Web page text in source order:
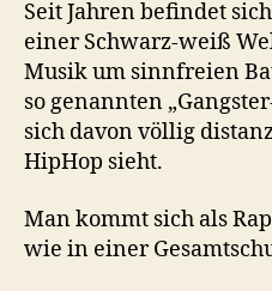
Seit Jahren befindet
einer Schwarz-weiß
Musik um sinnfreien
so genannten
sich davon völlig
HipHop sieht.
Man kommt sich als
wie in einer